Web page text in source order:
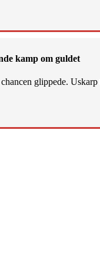
kamp om guldet
glippede.